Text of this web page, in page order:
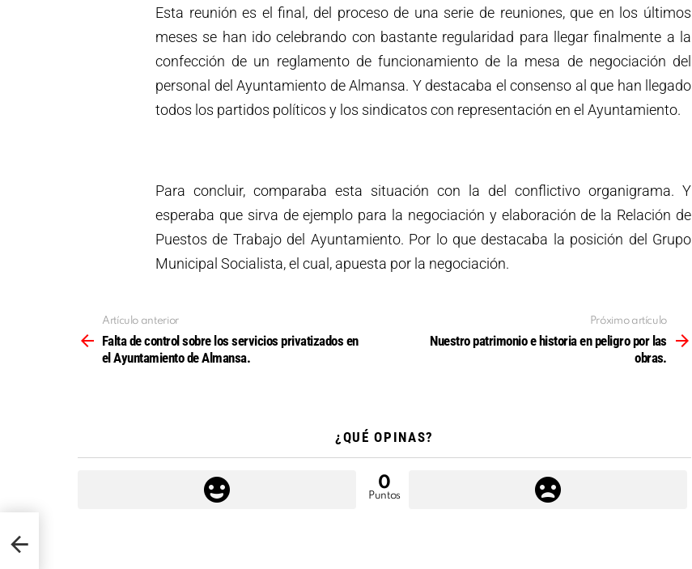
Esta reunión es el final, del proceso de una serie de reuniones, que en los últimos
meses se han ido celebrando con bastante regularidad para llegar finalmente a la
confección de un reglamento de funcionamiento de la mesa de negociación del
personal del Ayuntamiento de Almansa. Y destacaba el consenso al que han llegado
todos los partidos políticos y los sindicatos con representación en el Ayuntamiento.
Para concluir, comparaba esta situación con la del conflictivo organigrama. Y
esperaba que sirva de ejemplo para la negociación y elaboración de la Relación de
Puestos de Trabajo del Ayuntamiento. Por lo que destacaba la posición del Grupo
Municipal Socialista, el cual, apuesta por la negociación.
más
Artículo anterior
Falta de control sobre los servicios privatizados en
el Ayuntamiento de Almansa.
Próximo artículo
Nuestro patrimonio e historia en peligro por las
obras.
¿QUÉ OPINAS?
0
Puntos
en